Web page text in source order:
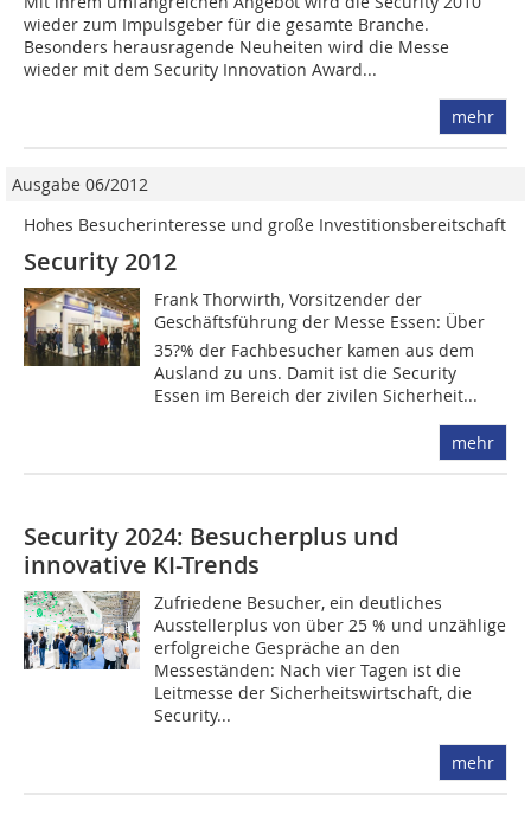
wieder zum Impulsgeber für die gesamte Branche.
Besonders herausragende Neuheiten wird die Messe
wieder mit dem Security Innovation Award...
mehr
Ausgabe 06/2012
Hohes Besucherinteresse und große Investitionsbereitschaft
Security 2012
Frank Thorwirth, Vorsitzender der
Geschäftsführung der Messe Essen: Über
35?% der Fachbesucher kamen aus dem
Ausland zu uns. Damit ist die Security
Essen im Bereich der zivilen Sicherheit...
mehr
Security 2024: Besucherplus und
innovative KI-Trends
Zufriedene Besucher, ein deutliches
Ausstellerplus von über 25 % und unzählige
erfolgreiche Gespräche an den
Messeständen: Nach vier Tagen ist die
Leitmesse der Sicherheitswirtschaft, die
Security...
mehr